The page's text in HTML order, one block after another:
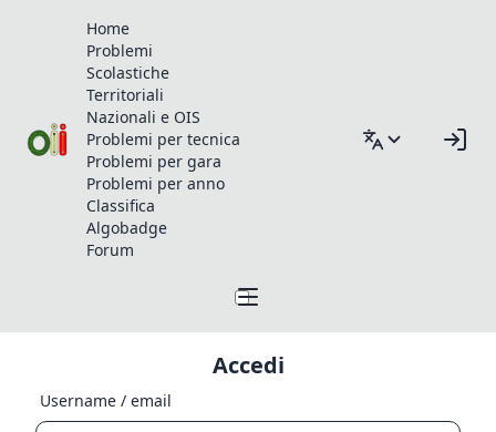
Home
Problemi
Scolastiche
Territoriali
Nazionali e OIS
Problemi per tecnica
Problemi per gara
Problemi per anno
Classifica
Algobadge
Forum
Accedi
Username / email